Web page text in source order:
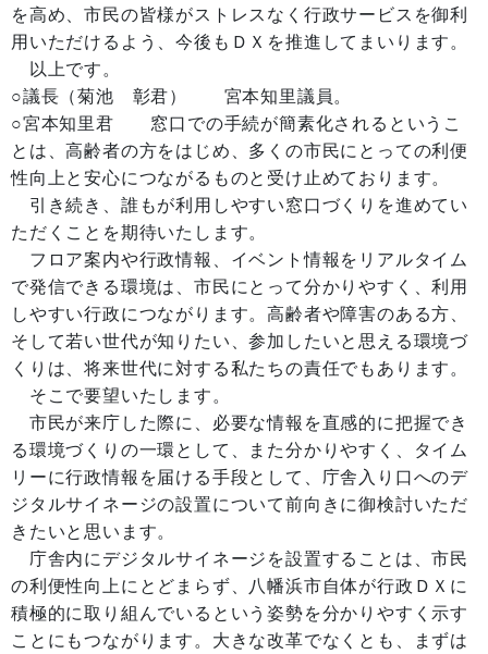
を高め、市民の皆様がストレスなく行政サービスを御利
用いただけるよう、今後もＤＸを推進してまいります。
以上です。
○議長（菊池 彰君） 宮本知里議員。
○宮本知里君 窓口での手続が簡素化されるというこ
とは、高齢者の方をはじめ、多くの市民にとっての利便
性向上と安心につながるものと受け止めております。
引き続き、誰もが利用しやすい窓口づくりを進めてい
ただくことを期待いたします。
フロア案内や行政情報、イベント情報をリアルタイム
で発信できる環境は、市民にとって分かりやすく、利用
しやすい行政につながります。高齢者や障害のある方、
そして若い世代が知りたい、参加したいと思える環境づ
くりは、将来世代に対する私たちの責任でもあります。
そこで要望いたします。
市民が来庁した際に、必要な情報を直感的に把握でき
る環境づくりの一環として、また分かりやすく、タイム
リーに行政情報を届ける手段として、庁舎入り口へのデ
ジタルサイネージの設置について前向きに御検討いただ
きたいと思います。
庁舎内にデジタルサイネージを設置することは、市民
の利便性向上にとどまらず、八幡浜市自体が行政ＤＸに
積極的に取り組んでいるという姿勢を分かりやすく示す
ことにもつながります。大きな改革でなくとも、まずは